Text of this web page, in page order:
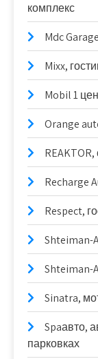
комплекс
Mdc Garage
Mixx,
Mobil 1
Orange
Recharge
Respect,
Shteiman-
Shteiman-
Sinatra,
Spaавто,
парковках